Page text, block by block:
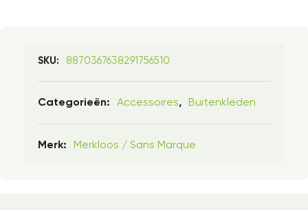
SKU: 8870367638291756510
Categorieën: Accessoires, Buitenkleden
Merk: Merkloos / Sans Marque